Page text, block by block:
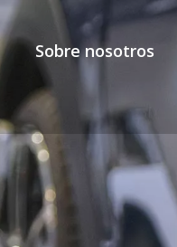
Sobre nosotros